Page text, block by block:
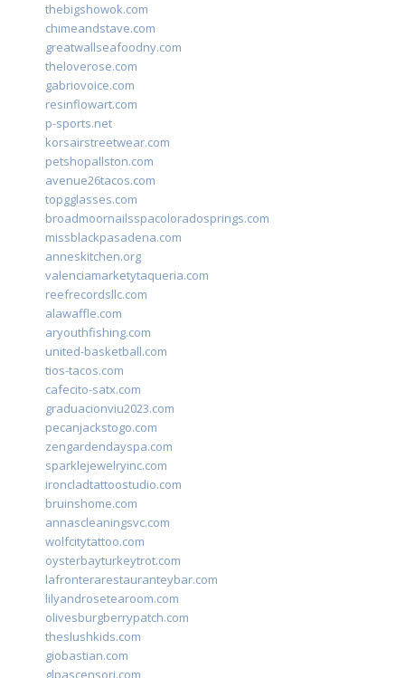
thebigshowok.com
chimeandstave.com
greatwallseafoodny.com
theloverose.com
gabriovoice.com
resinflowart.com
p-sports.net
korsairstreetwear.com
petshopallston.com
avenue26tacos.com
topgglasses.com
broadmoornailsspacoloradosprings.com
missblackpasadena.com
anneskitchen.org
valenciamarketytaqueria.com
reefrecordsllc.com
alawaffle.com
aryouthfishing.com
united-basketball.com
tios-tacos.com
cafecito-satx.com
graduacionviu2023.com
pecanjackstogo.com
zengardendayspa.com
sparklejewelryinc.com
ironcladtattoostudio.com
bruinshome.com
annascleaningsvc.com
wolfcitytattoo.com
oysterbayturkeytrot.com
lafronterarestauranteybar.com
lilyandrosetearoom.com
olivesburgberrypatch.com
theslushkids.com
giobastian.com
glpascensori.com